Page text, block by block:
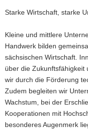
e
f
n
d
e
a
Starke Wirtschaft, starke
Kleine und mittlere
Handwerk bilden
sächsischen Wirtschaft.
über die Zukunftsfähigkeit
wir durch die Förderung
Zudem begleiten wir
Wachstum, bei der
Kooperationen mit
besonderes Augenmerk